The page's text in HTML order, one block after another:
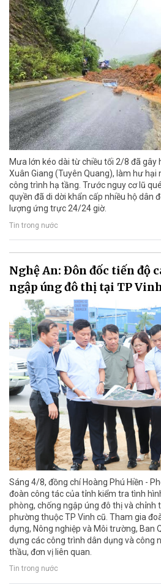
Mưa lớn kéo dài từ chiều tối 2/8 đã gây
Xuân Giang (Tuyên Quang), làm hư hại
công trình hạ tầng. Trước nguy cơ lũ
quyền đã di dời khẩn cấp nhiều hộ dân
lượng ứng trực 24/24 giờ.
Tin trong nước
Nghệ An: Đôn đốc tiến độ
ngập úng đô thị tại TP
Sáng 4/8, đồng chí Hoàng Phú Hiền -
đoàn công tác của tỉnh kiểm tra tình
phòng, chống ngập úng đô thị và chỉnh
phường thuộc TP Vinh cũ. Tham gia
dựng, Nông nghiệp và Môi trường, Ban
dựng các công trình dân dụng và công
thầu, đơn vị liên quan.
Tin trong nước